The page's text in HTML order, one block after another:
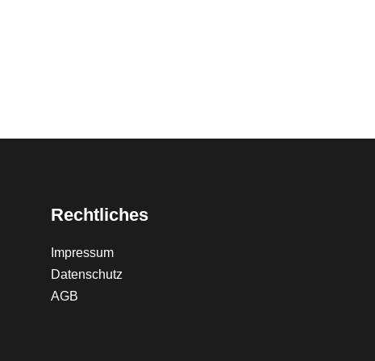
Rechtliches
Impressum
Datenschutz
AGB